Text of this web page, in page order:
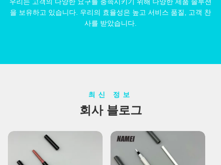
을 보유하고 있습니다. 우리의 효율성은 높고 서비스 품질, 고객 찬
사를 받았습니다.
최신 정보
회사 블로그